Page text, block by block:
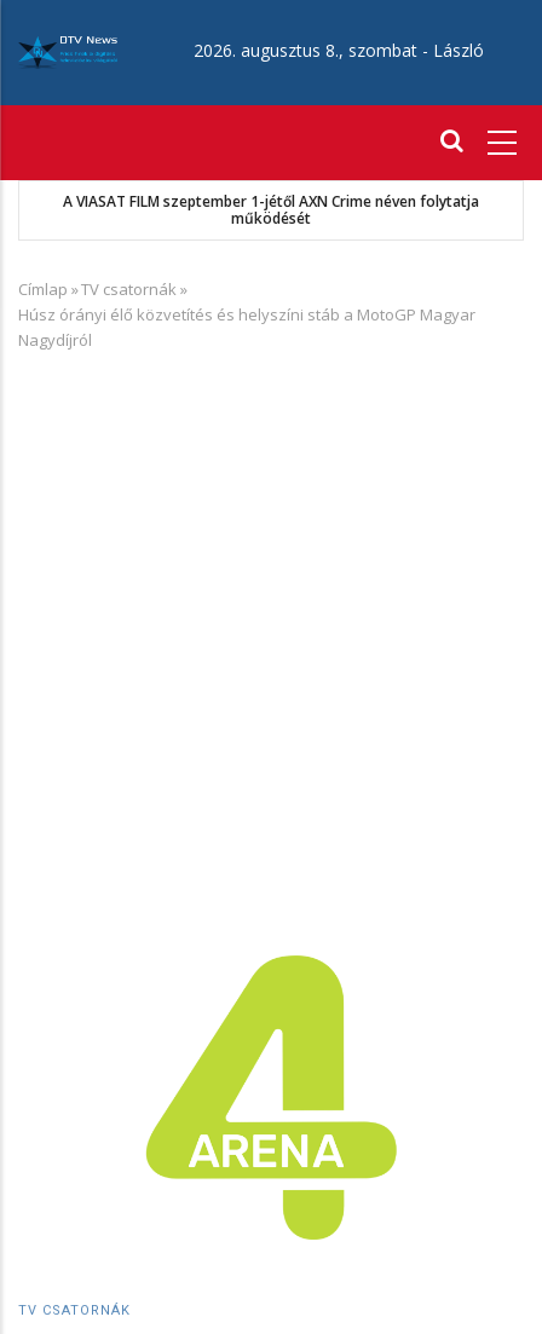
tartalomra
2026. augusztus 8., szombat - László
MKSZ-Sport TV megállapodás
Morzsa
Címlap »TV csatornák »
Húsz órányi élő közvetítés és helyszíni stáb a MotoGP Magyar
Nagydíjról
TV CSATORNÁK